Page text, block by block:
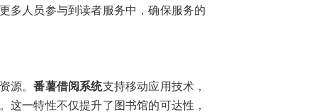
多人员参与到读者服务中，确保服务的
源。番薯借阅系统支持移动应用技术，
这一特性不仅提升了图书馆的可达性，